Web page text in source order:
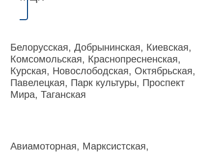
Белорусская, Добрынинская, Киевская,
Комсомольская, Краснопресненская,
Курская, Новослободская, Октябрьская,
Павелецкая, Парк культуры, Проспект
Мира, Таганская
Авиамоторная, Марксистская,